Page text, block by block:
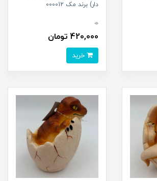
دار) برند مک 000012
0
420,000 تومان